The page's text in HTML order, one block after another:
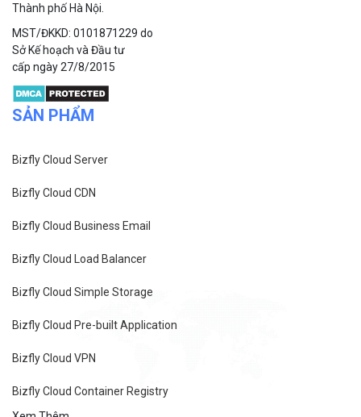
Thành phố Hà Nội.
MST/ĐKKD: 0101871229 do
Sở Kế hoạch và Đầu tư
cấp ngày 27/8/2015
SẢN PHẨM
Bizfly Cloud Server
Bizfly Cloud CDN
Bizfly Cloud Business Email
Bizfly Cloud Load Balancer
Bizfly Cloud Simple Storage
Bizfly Cloud Pre-built Application
Bizfly Cloud VPN
Bizfly Cloud Container Registry